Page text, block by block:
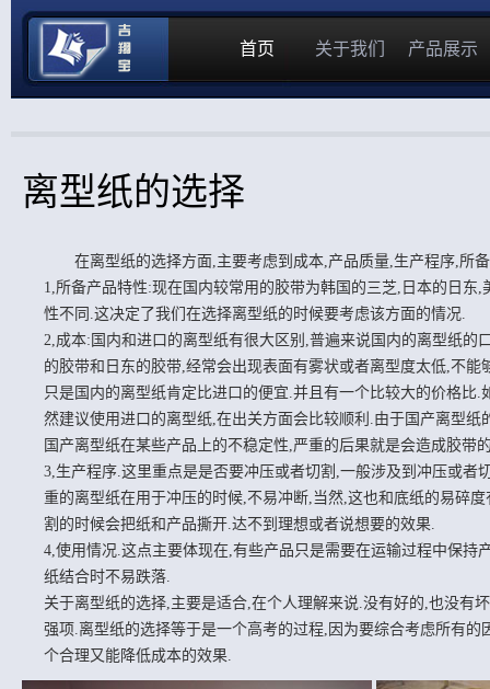
首页 关于我们 产品展示
离型纸的选择
在离型纸的选择方面,主要考虑到成本,产品质量,生产程序,所
1,所备产品特性:现在国内较常用的胶带为韩国的三芝,日本的日东
性不同.这决定了我们在选择离型纸的时候要考虑该方面的情况.
2,成本:国内和进口的离型纸有很大区别,普遍来说国内的离型纸的
的胶带和日东的胶带,经常会出现表面有雾状或者离型度太低,不
只是国内的离型纸肯定比进口的便宜.并且有一个比较大的价格比
然建议使用进口的离型纸,在出关方面会比较顺利.由于国产离型纸
国产离型纸在某些产品上的不稳定性,严重的后果就是会造成胶带
3,生产程序.这里重点是是否要冲压或者切割,一般涉及到冲压或者
重的离型纸在用于冲压的时候,不易冲断,当然,这也和底纸的易碎
割的时候会把纸和产品撕开.达不到理想或者说想要的效果.
4,使用情况.这点主要体现在,有些产品只是需要在运输过程中保持
纸结合时不易跌落.
关于离型纸的选择,主要是适合,在个人理解来说.没有好的,也没有
强项.离型纸的选择等于是一个高考的过程,因为要综合考虑所有的
个合理又能降低成本的效果.